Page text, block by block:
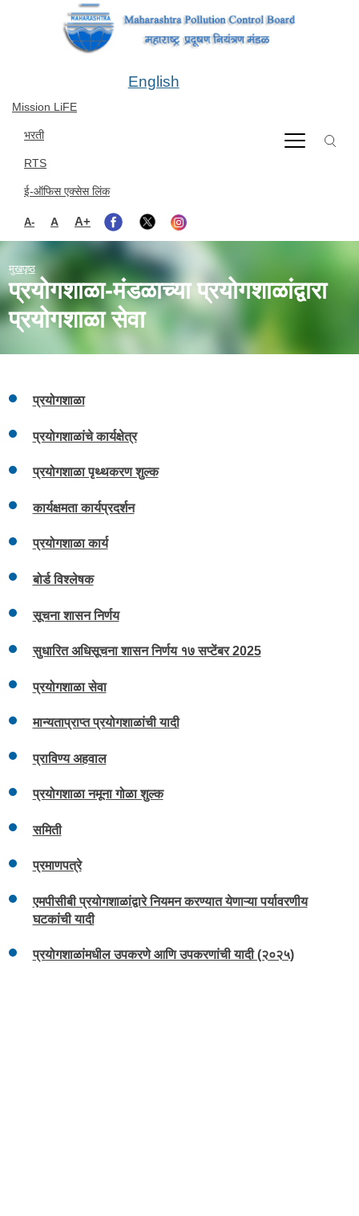
Mission LiFE
भरती
RTS
ई-ऑफिस एक्सेस लिंक
A- A A+
English
मुखपृष्ठ
प्रयोगशाळा-मंडळाच्या प्रयोगशाळांद्वारा
प्रयोगशाळा सेवा
प्रयोगशाळा
प्रयोगशाळांचे कार्यक्षेत्र
प्रयोगशाळा पृथ्थकरण शुल्क
कार्यक्षमता कार्यप्रदर्शन
प्रयोगशाळा कार्य
बोर्ड विश्लेषक
सूचना शासन निर्णय
सुधारित अधिसूचना शासन निर्णय १७ सप्टेंबर 2025
प्रयोगशाळा सेवा
मान्यताप्राप्त प्रयोगशाळांची यादी
प्राविण्य अहवाल
प्रयोगशाळा नमूना गोळा शुल्क
समिती
प्रमाणपत्रे
एमपीसीबी प्रयोगशाळांद्वारे नियमन करण्यात येणाऱ्या पर्यावरणीय
घटकांची यादी
प्रयोगशाळांमधील उपकरणे आणि उपकरणांची यादी (२०२५)